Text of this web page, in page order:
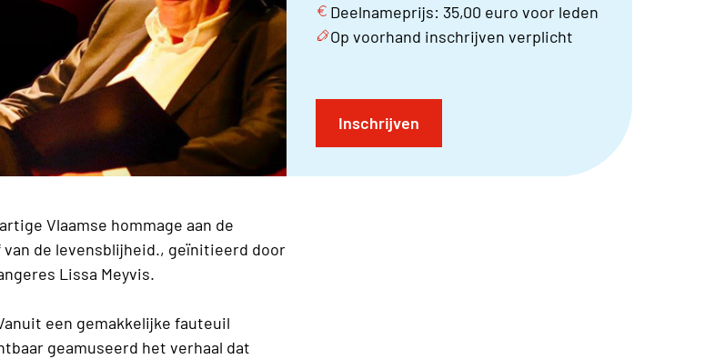
Deelnameprijs: 35,00 euro voor leden
Op voorhand inschrijven verplicht
Inschrijven
Vlaamse hommage aan de
de levensblijheid., geïnitieerd door
Lissa Meyvis.
een gemakkelijke fauteuil
geamuseerd het verhaal dat